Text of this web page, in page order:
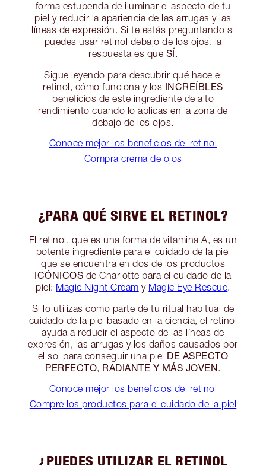
forma estupenda de iluminar el aspecto de tu
piel y reducir la apariencia de las arrugas y las
líneas de expresión. Si te estás preguntando si
puedes usar retinol debajo de los ojos, la
respuesta es que SÍ.
Sigue leyendo para descubrir qué hace el
retinol, cómo funciona y los INCREÍBLES
beneficios de este ingrediente de alto
rendimiento cuando lo aplicas en la zona de
debajo de los ojos.
Conoce mejor los beneficios del retinol
Compra crema de ojos
¿PARA QUÉ SIRVE EL RETINOL?
El retinol, que es una forma de vitamina A, es un
potente ingrediente para el cuidado de la piel
que se encuentra en dos de los productos
ICÓNICOS de Charlotte para el cuidado de la
piel: Magic Night Cream y Magic Eye Rescue.
Si lo utilizas como parte de tu ritual habitual de
cuidado de la piel basado en la ciencia, el retinol
ayuda a reducir el aspecto de las líneas de
expresión, las arrugas y los daños causados por
el sol para conseguir una piel DE ASPECTO
PERFECTO, RADIANTE Y MÁS JOVEN.
Conoce mejor los beneficios del retinol
Compre los productos para el cuidado de la piel
¿PUEDES UTILIZAR EL RETINOL